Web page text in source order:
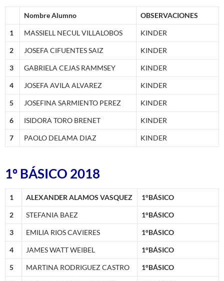
Nombre Alumno OBSERVACIONES
1 MASSIELL NECUL VILLALOBOS KINDER
2 JOSEFA CIFUENTES SAIZ KINDER
3 GABRIELA CEJAS RAMMSEY KINDER
4 JOSEFA AVILA ALVAREZ KINDER
5 JOSEFINA SARMIENTO PEREZ KINDER
6 ISIDORA TORO BRENET KINDER
7 PAOLO DELAMA DIAZ KINDER
1º BÁSICO 2018
1 ALEXANDER ALAMOS VASQUEZ 1°BÁSICO
2 STEFANIA BAEZ 1°BÁSICO
3 EMILIA RIOS CAVIERES 1°BÁSICO
4 JAMES WATT WEIBEL 1°BÁSICO
5 MARTINA RODRIGUEZ CASTRO 1°BÁSICO